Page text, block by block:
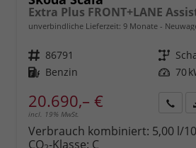
unverbindliche Lieferzeit: 9 Monate
Fahrzeugnr. 86791 Getriebe
Kraftstoff Benzin Leistung 70
20.690,– €
incl. 19% MwSt.
Verbrauch kombiniert: 5,00 l/
CO -Klasse: C